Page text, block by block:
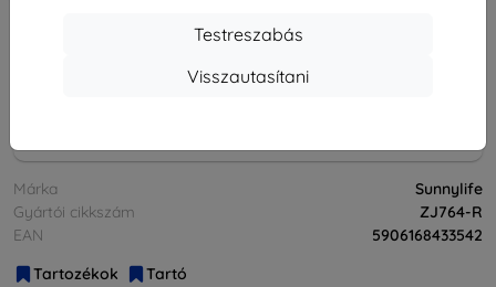
Testreszabás
Visszautasítani
Márka
Sunnylife
Gyártói cikkszám
ZJ764-R
EAN
5906168433542
Tartozékok
Tartó